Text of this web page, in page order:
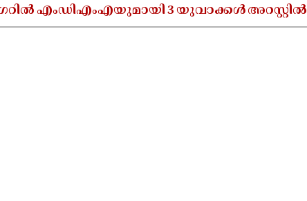
എംഡിഎംഎയുമായി 3 യുവാക്കൾ അറസ്റ്റിൽ